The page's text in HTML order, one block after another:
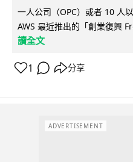
一人公司（OPC）或者 10 人
AWS 最近推出的「創業復興
讀全文
1 分享
ADVERTISEMENT